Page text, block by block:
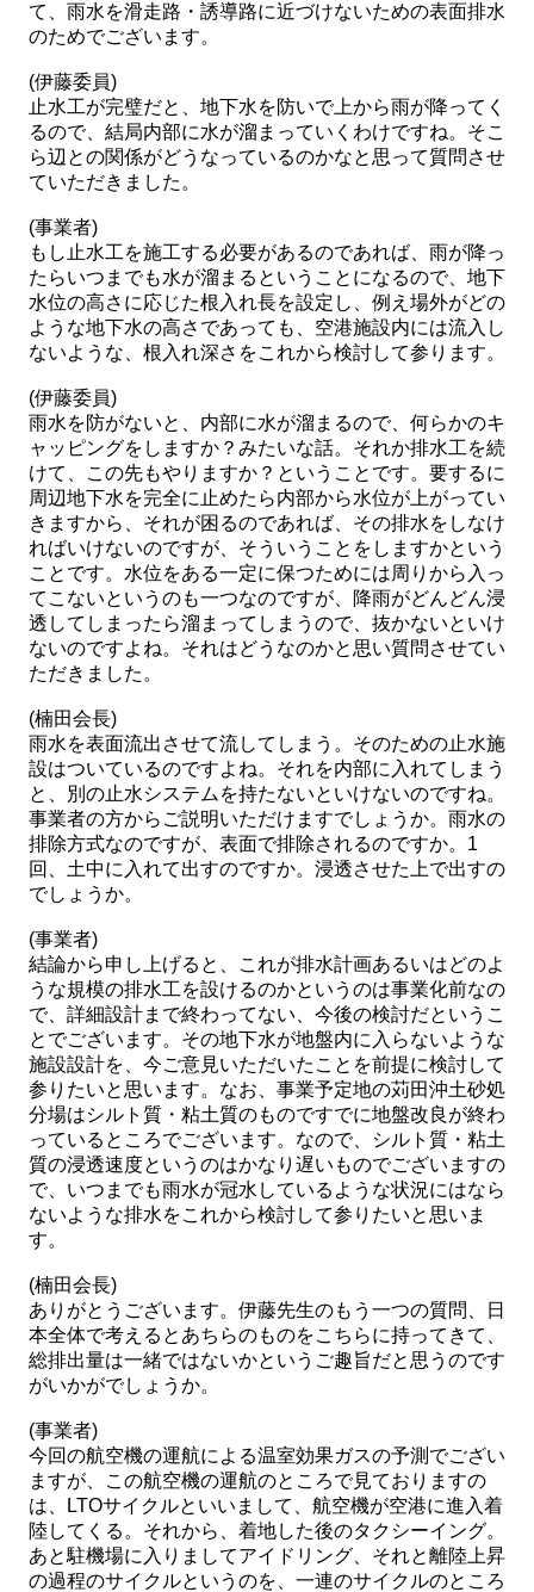
て、雨水を滑走路・誘導路に近づけないための表面排水
のためでございます。
(伊藤委員)
止水工が完璧だと、地下水を防いで上から雨が降ってく
るので、結局内部に水が溜まっていくわけですね。そこ
ら辺との関係がどうなっているのかなと思って質問させ
ていただきました。
(事業者)
もし止水工を施工する必要があるのであれば、雨が降っ
たらいつまでも水が溜まるということになるので、地下
水位の高さに応じた根入れ長を設定し、例え場外がどの
ような地下水の高さであっても、空港施設内には流入し
ないような、根入れ深さをこれから検討して参ります。
(伊藤委員)
雨水を防がないと、内部に水が溜まるので、何らかのキ
ャッピングをしますか？みたいな話。それか排水工を続
けて、この先もやりますか？ということです。要するに
周辺地下水を完全に止めたら内部から水位が上がってい
きますから、それが困るのであれば、その排水をしなけ
ればいけないのですが、そういうことをしますかという
ことです。水位をある一定に保つためには周りから入っ
てこないというのも一つなのですが、降雨がどんどん浸
透してしまったら溜まってしまうので、抜かないといけ
ないのですよね。それはどうなのかと思い質問させてい
ただきました。
(楠田会長)
雨水を表面流出させて流してしまう。そのための止水施
設はついているのですよね。それを内部に入れてしまう
と、別の止水システムを持たないといけないのですね。
事業者の方からご説明いただけますでしょうか。雨水の
排除方式なのですが、表面で排除されるのですか。1
回、土中に入れて出すのですか。浸透させた上で出すの
でしょうか。
(事業者)
結論から申し上げると、これが排水計画あるいはどのよ
うな規模の排水工を設けるのかというのは事業化前なの
で、詳細設計まで終わってない、今後の検討だというこ
とでございます。その地下水が地盤内に入らないような
施設設計を、今ご意見いただいたことを前提に検討して
参りたいと思います。なお、事業予定地の苅田沖土砂処
分場はシルト質・粘土質のものですでに地盤改良が終わ
っているところでございます。なので、シルト質・粘土
質の浸透速度というのはかなり遅いものでございますの
で、いつまでも雨水が冠水しているような状況にはなら
ないような排水をこれから検討して参りたいと思いま
す。
(楠田会長)
ありがとうございます。伊藤先生のもう一つの質問、日
本全体で考えるとあちらのものをこちらに持ってきて、
総排出量は一緒ではないかというご趣旨だと思うのです
がいかがでしょうか。
(事業者)
今回の航空機の運航による温室効果ガスの予測でござい
ますが、この航空機の運航のところで見ておりますの
は、LTOサイクルといいまして、航空機が空港に進入着
陸してくる。それから、着地した後のタクシーイング。
あと駐機場に入りましてアイドリング、それと離陸上昇
の過程のサイクルというのを、一連のサイクルのところ